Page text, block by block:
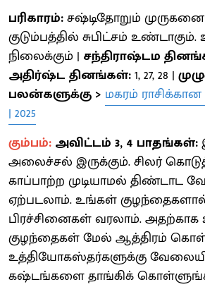
பரிகாரம்:சஷ்டிதோறும்
குடும்பத்தில் சுபிட்சம்
நிலைக்கும் | சந்திராஷ்டம
அதிர்ஷ்ட தினங்கள்:1, 27, 28 |
பலன்களுக்கு > மகரம்
| 2025
கும்பம்: அவிட்டம் 3, 4 பாதங்கள்:
அலைச்சல் இருக்கும். சிலர்
காப்பாற்ற முடியாமல் திண்டாட
ஏற்படலாம். உங்கள் குழந்தைகளால்
பிரச்சினைகள் வரலாம்.
குழந்தைகள் மேல் ஆத்திரம்
உத்தியோகஸ்தர்களுக்கு
கஷ்டங்களை தாங்கிக்